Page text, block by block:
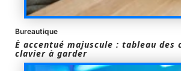
Bureautique
È accentué majuscule : tableau des
clavier à garder